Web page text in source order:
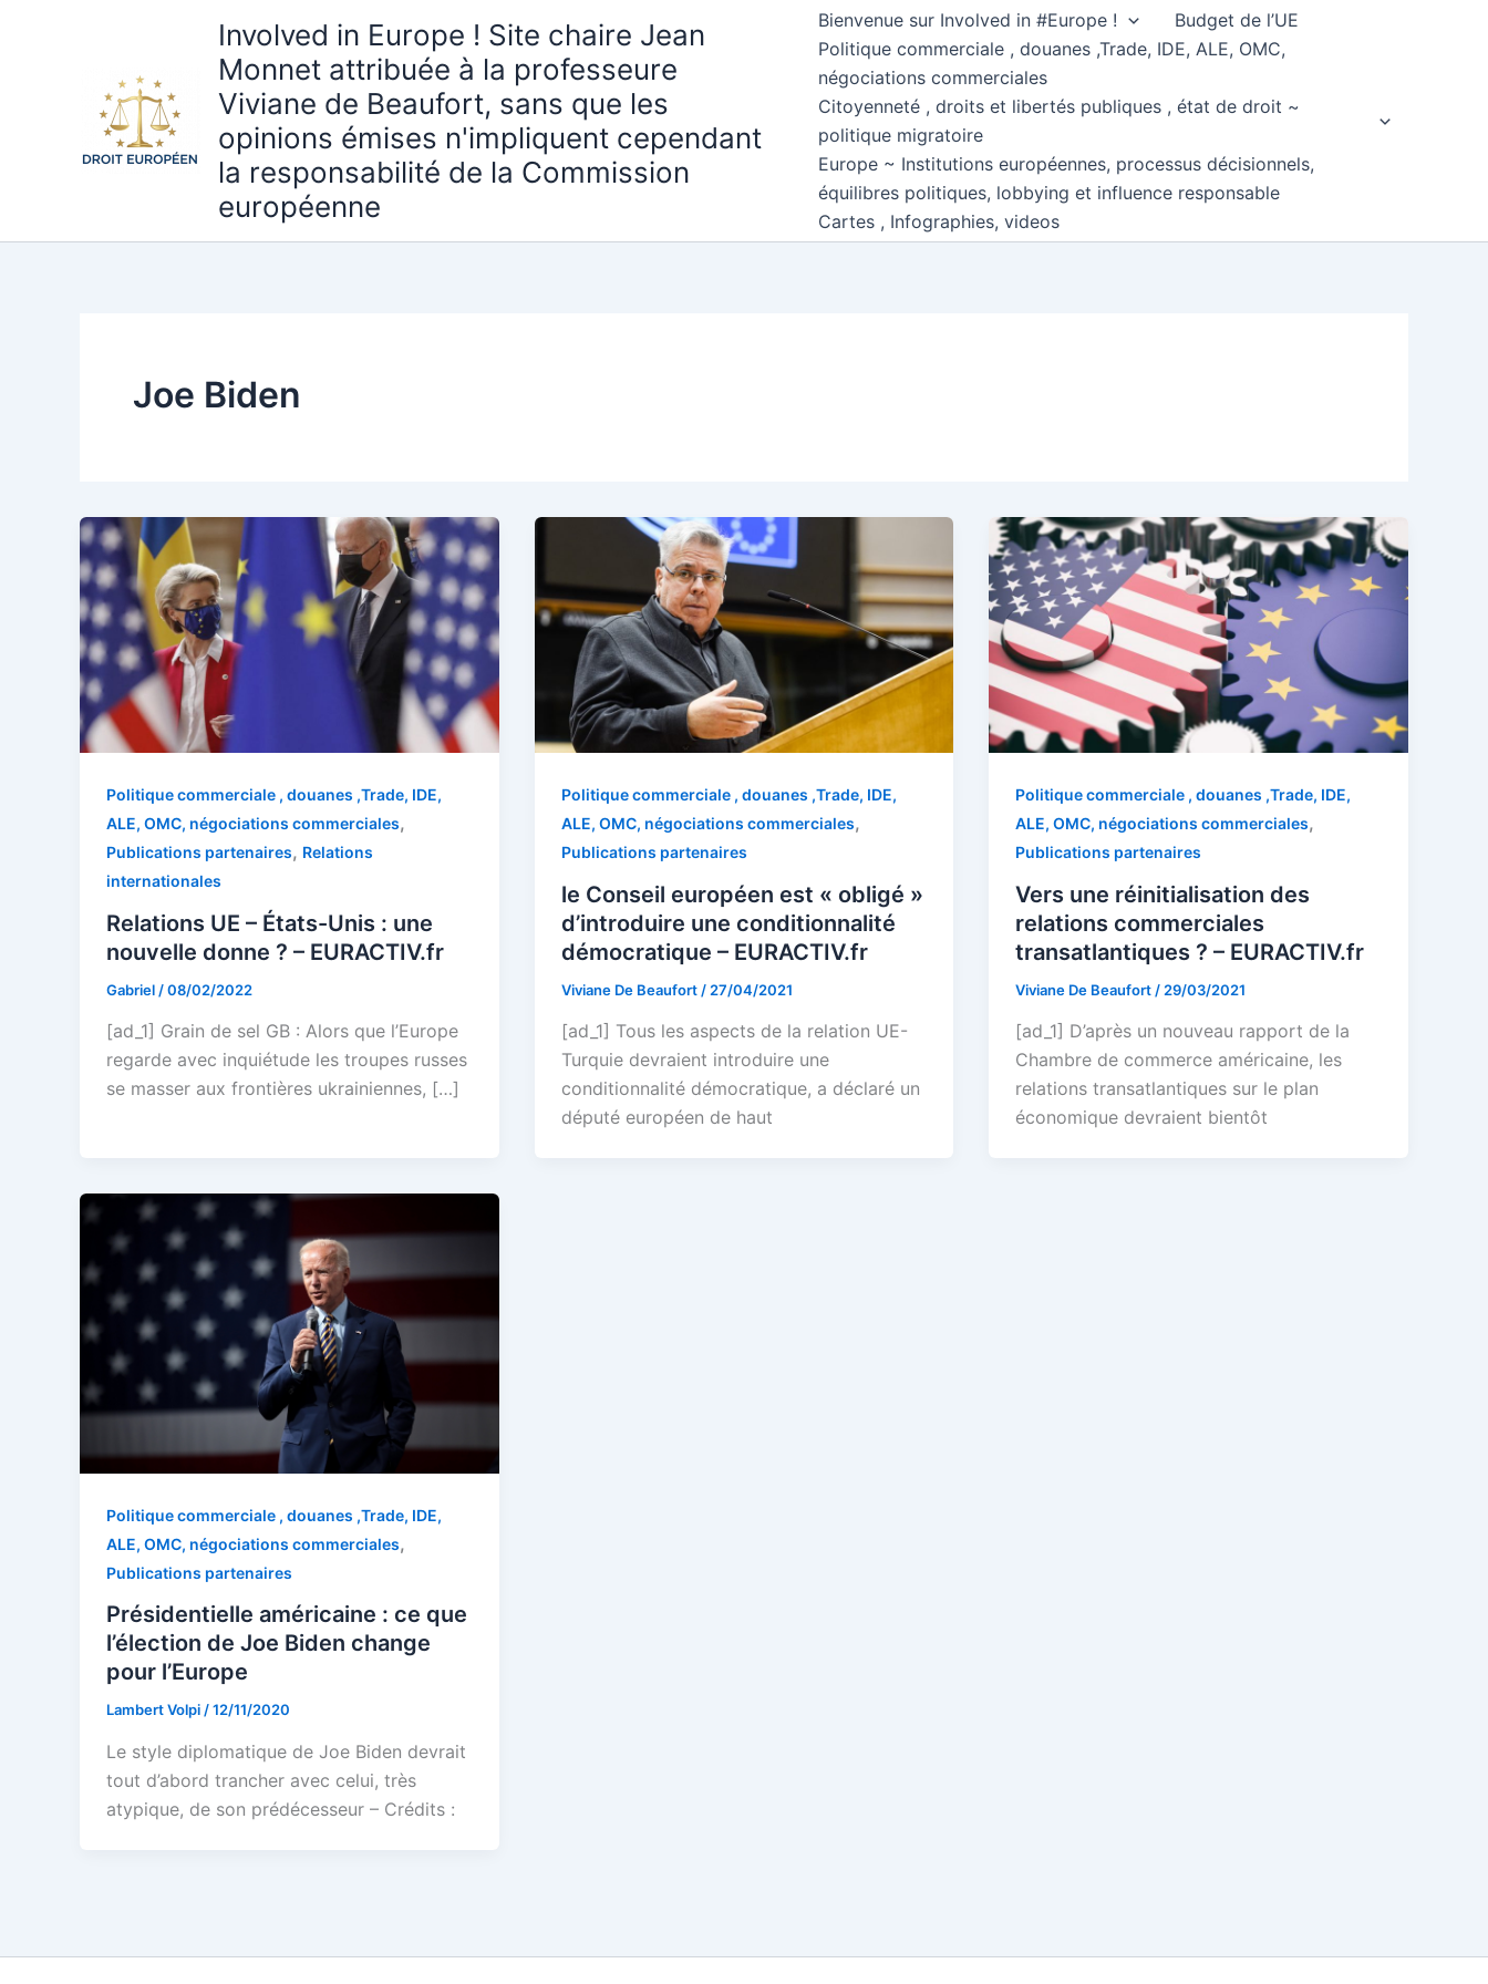
Involved in Europe ! Site chaire Jean
Monnet attribuée à la professeure
Viviane de Beaufort, sans que les
opinions émises n'impliquent cependant
la responsabilité de la Commission
européenne
Bienvenue sur Involved in #Europe !
Budget de l’UE
Politique commerciale , douanes ,Trade, IDE, ALE, OMC,
négociations commerciales
Citoyenneté , droits et libertés publiques , état de droit ~
politique migratoire
Europe ~ Institutions européennes, processus décisionnels,
équilibres politiques, lobbying et influence responsable
Cartes , Infographies, videos
Joe Biden
Politique commerciale , douanes ,Trade, IDE,
ALE, OMC, négociations commerciales,
Publications partenaires, Relations
internationales
Relations UE – États-Unis : une
nouvelle donne ? – EURACTIV.fr
Gabriel /08/02/2022
[ad_1] Grain de sel GB : Alors que l’Europe
regarde avec inquiétude les troupes russes
se masser aux frontières ukrainiennes, […]
Politique commerciale , douanes ,Trade, IDE,
ALE, OMC, négociations commerciales,
Publications partenaires
le Conseil européen est « obligé »
d’introduire une conditionnalité
démocratique – EURACTIV.fr
Viviane De Beaufort / 27/04/2021
[ad_1] Tous les aspects de la relation UE-
Turquie devraient introduire une
conditionnalité démocratique, a déclaré un
député européen de haut
Politique commerciale , douanes ,Trade, IDE,
ALE, OMC, négociations commerciales,
Publications partenaires
Vers une réinitialisation des
relations commerciales
transatlantiques ? – EURACTIV.fr
Viviane De Beaufort / 29/03/2021
[ad_1] D’après un nouveau rapport de la
Chambre de commerce américaine, les
relations transatlantiques sur le plan
économique devraient bientôt
Politique commerciale , douanes ,Trade, IDE,
ALE, OMC, négociations commerciales,
Publications partenaires
Présidentielle américaine : ce que
l’élection de Joe Biden change
pour l’Europe
Lambert Volpi/12/11/2020
Le style diplomatique de Joe Biden devrait
tout d’abord trancher avec celui, très
atypique, de son prédécesseur – Crédits :